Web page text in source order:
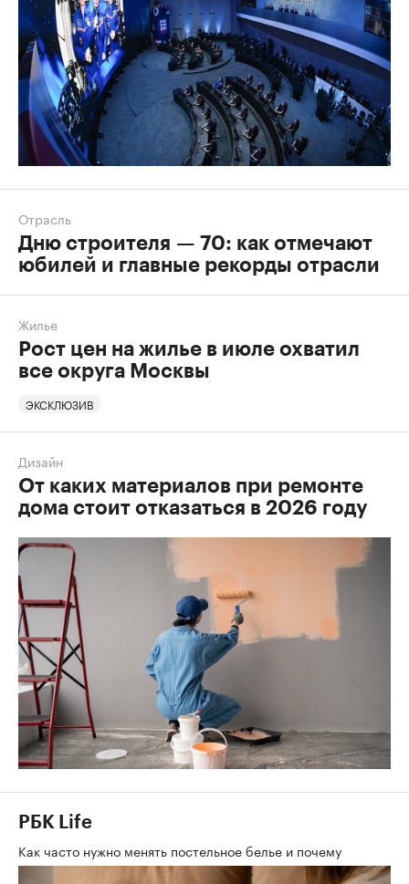
Отрасль
Дню строителя — 70: как отмечают
юбилей и главные рекорды отрасли
Жилье
Рост цен на жилье в июле охватил
все округа Москвы
ЭКСКЛЮЗИВ
Дизайн
От каких материалов при ремонте
дома стоит отказаться в 2026 году
РБК Life
Как часто нужно менять постельное белье и почему